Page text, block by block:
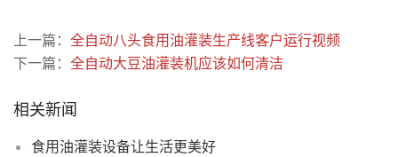
上一篇： 全自动八头食用油灌装生产线客户运行视频
下一篇： 全自动大豆油灌装机应该如何清洁
相关新闻
食用油灌装设备让生活更美好